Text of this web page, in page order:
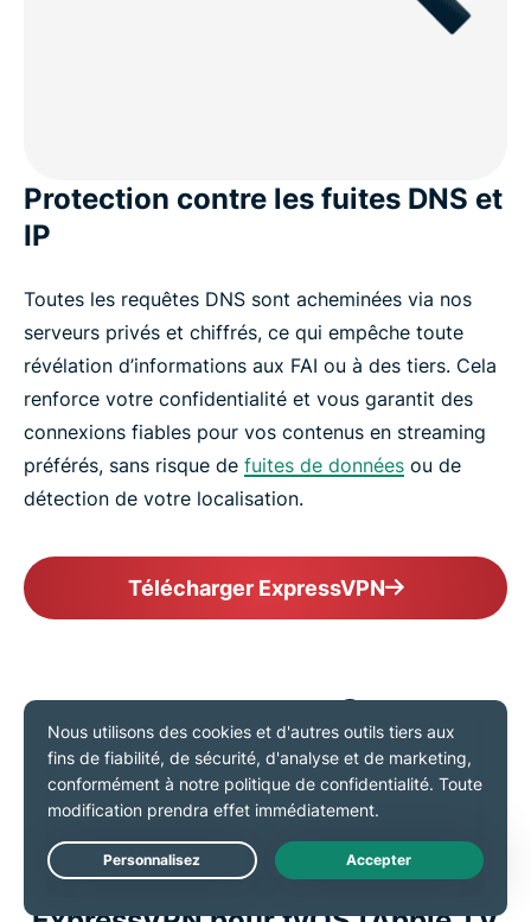
Protection contre les fuites DNS et
IP
Toutes les requêtes DNS sont acheminées via nos
serveurs privés et chiffrés, ce qui empêche toute
révélation d’informations aux FAI ou à des tiers. Cela
renforce votre confidentialité et vous garantit des
connexions fiables pour vos contenus en streaming
préférés, sans risque de fuites de données ou de
détection de votre localisation.
Télécharger ExpressVPN
Comment configurer
ExpressVPN sur Apple
TV ?
Solution 1 : utilisez l’application
Live Chat